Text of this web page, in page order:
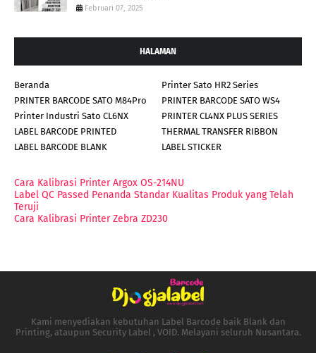
Februari 07, 2025
HALAMAN
Beranda
Printer Sato HR2 Series
PRINTER BARCODE SATO M84Pro
PRINTER BARCODE SATO WS4
Printer Industri Sato CL6NX
PRINTER CL4NX PLUS SERIES
LABEL BARCODE PRINTED
THERMAL TRANSFER RIBBON
LABEL BARCODE BLANK
LABEL STICKER
Cara Kalibrasi Printer Argox OS-214NU
Label QC Passed Penanda Standar Kualitas Produk yang Telah
Teruji
Cara Kalibrasi Printer Zebra ZD230
Kami menyediakan kebutuhan Label Barcode baik Blank dan
Printing, ataupun Security Label , VOID. Melayani seluruh Nusantara.